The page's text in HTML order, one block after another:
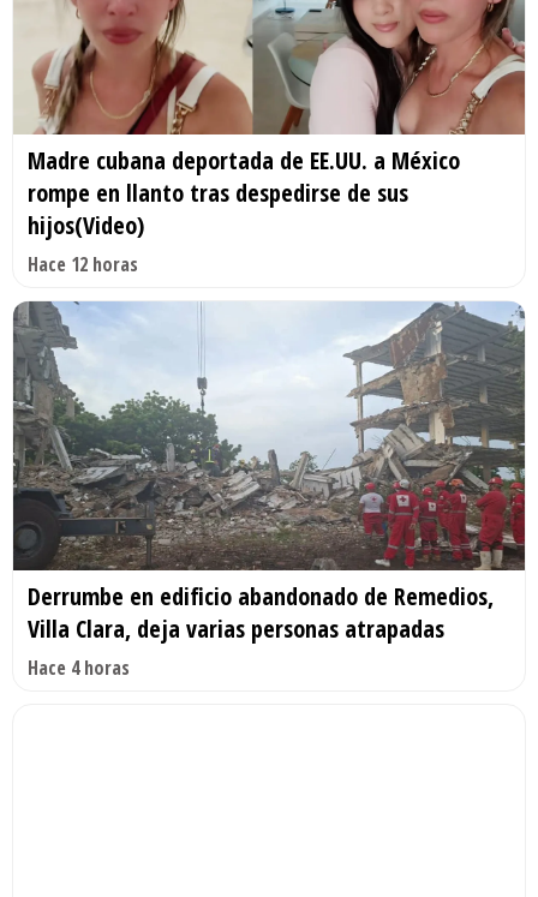
Madre cubana deportada de EE.UU. a México
rompe en llanto tras despedirse de sus
hijos(Video)
Hace 12 horas
Derrumbe en edificio abandonado de Remedios,
Villa Clara, deja varias personas atrapadas
Hace 4 horas